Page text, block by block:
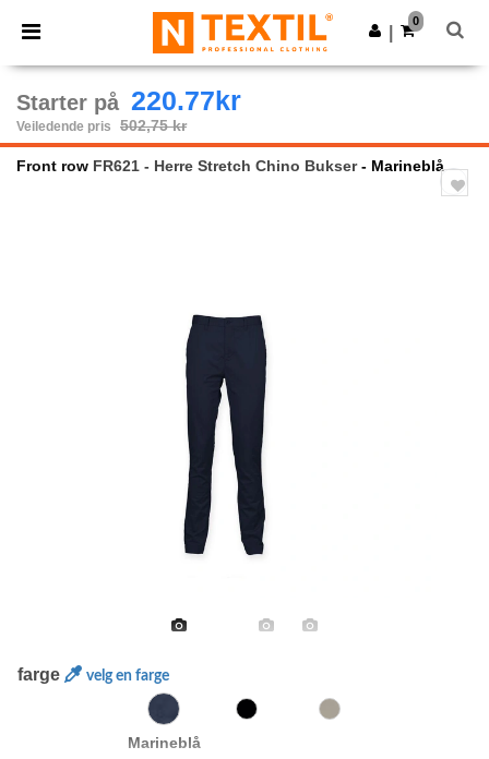
× Ntextil-app
Bedre priser i appen!
Last ned app
0
Starter på 220.77kr
Veiledende pris 502,75 kr
Front row FR621 - Herre Stretch Chino Bukser- Marineblå
farge velg en farge
Marineblå